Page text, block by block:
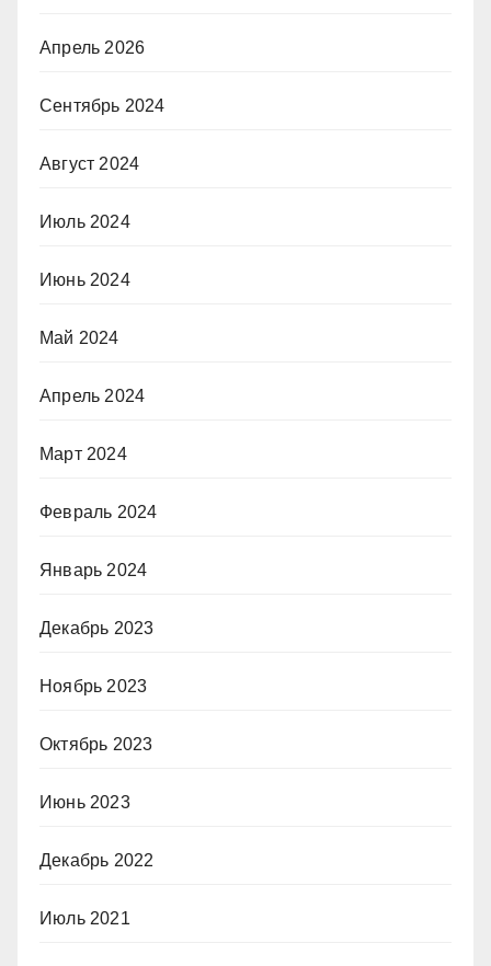
Апрель 2026
Сентябрь 2024
Август 2024
Июль 2024
Июнь 2024
Май 2024
Апрель 2024
Март 2024
Февраль 2024
Январь 2024
Декабрь 2023
Ноябрь 2023
Октябрь 2023
Июнь 2023
Декабрь 2022
Июль 2021